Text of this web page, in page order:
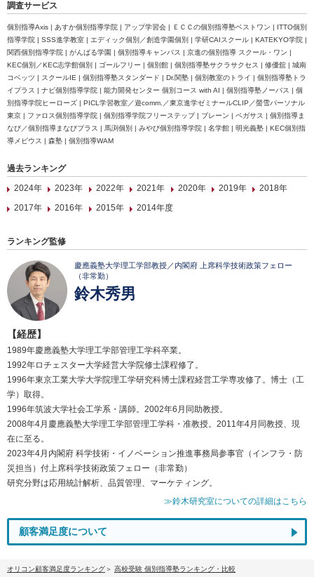
調査サービス
個別指導Axis | あすか個別指導学院 | アップ学習会 | ＥＣＣの個別指導塾ベストワン | ITTO個別
指導学院 | SSS進学教室 | エディック個別／創造学園個別 | 学研CAIスクール | KATEKYO学院 |
関西個別指導学院 | がんばる学園 | 個別指導キャンパス | 京進の個別指導 スクール・ワン |
KEC個別／KEC志学館個別 | ゴールフリー | 個別館 | 個別指導塾サクラサクセス | 修優舘 | 城南
コベッツ | スクールIE | 個別指導塾スタンダード | Dr.関塾 | 個別教室のトライ | 個別指導塾トラ
イプラス | ナビ個別指導学院 | 能力開発センター 個別コース with AI | 個別指導塾ノーバス | 個
別指導学院ヒーローズ | PICL学習教室／遊comm.／東京進学ゼミナールCLIP／螢雪パーソナル
東京 | ファロス個別指導学院 | 個別指導学院フリーステップ | ブレーン | ペガサス | 個別指導ま
なび／個別指導まなびプラス | 馬渕個別 | みやび個別指導学院 | 名学館 | 明光義塾 | KEC個別指
導メビウス | 森塾 | 個別指導WAM
過去ランキング
2024年
2023年 2022年 2021年 2020年 2019年
2018年
2017年
2016年 2015年 2014年度
ランキング監修
慶應義塾大学理工学部教授／内閣府 上席科学技術政策フェロー
（非常勤）
鈴木秀男
【経歴】
1989年慶應義塾大学理工学部管理工学科卒業。
1992年ロチェスター大学経営大学院修士課程修了。
1996年東京工業大学大学院理工学研究科博士課程経営工学専攻修了。博士（工
学）取得。
1996年筑波大学社会工学系・講師。2002年6月同助教授。
2008年4月慶應義塾大学理工学部管理工学科・准教授。2011年4月同教授、現
在に至る。
2023年4月内閣府 科学技術・イノベーション推進事務局参事官（インフラ・防
災担当）付上席科学技術政策フェロー（非常勤）
研究分野は応用統計解析、品質管理、マーケティング。
≫鈴木研究室についての詳細はこちら
顧客満足度について
オリコン顧客満足度ランキング
高校受験 個別指導塾ランキング・比較